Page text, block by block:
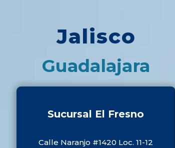
Jalisco
Guadalajara
Sucursal El Fresno
Calle Naranjo #1420 Loc. 11-12